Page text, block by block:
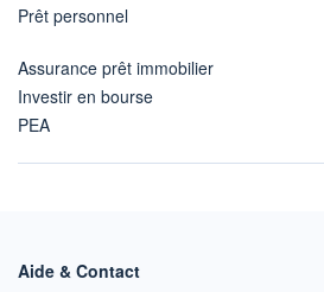
Prêt personnel
Assurance prêt immobilier
Investir en bourse
PEA
Aide & Contact